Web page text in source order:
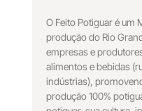
O Feito Potiguar é um
produção do Rio
empresas e
alimentos e bebidas
indústrias),
produção 100%